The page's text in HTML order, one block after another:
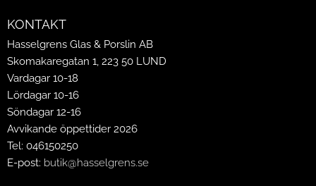
KONTAKT
Hasselgrens Glas & Porslin AB
Skomakaregatan 1, 223 50 LUND
Vardagar 10-18
Lördagar 10-16
Söndagar 12-16
Avvikande öppettider 2026
Tel: 046150250
E-post: butik@hasselgrens.se